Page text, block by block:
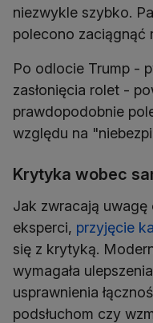
niezwykle szybko.
polecono zaciągnąć
Po odlocie Trump -
zasłonięcia rolet -
prawdopodobnie
względu na
Krytyka wobec
Jak zwracają uwagę
eksperci, przyjęcie
się z krytyką.
wymagała
usprawnienia
podsłuchom czy